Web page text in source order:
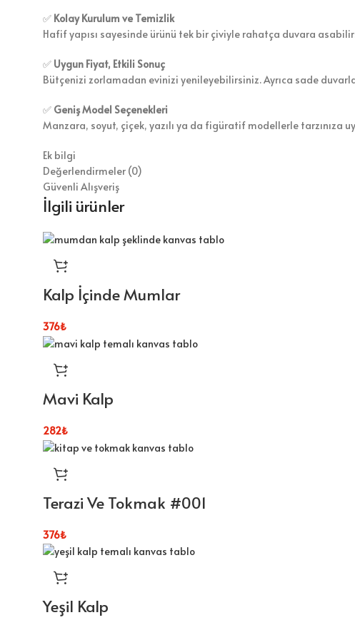
✅ Kolay Kurulum ve Temizlik
Hafif yapısı sayesinde ürünü tek bir çiviyle rahatça duvara
✅ Uygun Fiyat, Etkili Sonuç
Bütçenizi zorlamadan evinizi yenileyebilirsiniz. Ayrıca sade
✅ Geniş Model Seçenekleri
Manzara, soyut, çiçek, yazılı ya da figüratif modellerle tarzınıza
Ek bilgi
Değerlendirmeler (0)
Güvenli Alışveriş
İlgili ürünler
Kalp İçinde Mumlar
376₺
Mavi Kalp
282₺
Terazi Ve Tokmak #001
376₺
Yeşil Kalp